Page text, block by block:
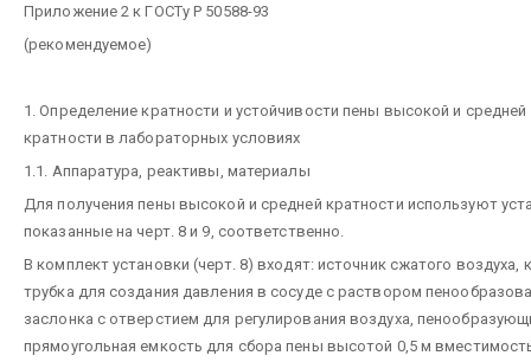
Приложение 2 к ГОСТу Р 50588-93
(рекомендуемое)
1. Определение кратности и устойчивости пены высокой и средней
кратности в лабораторных условиях
1.1. Аппаратура, реактивы, материалы
Для получения пены высокой и средней кратности используют
показанные на черт. 8 и 9, соответственно.
В комплект установки (черт. 8) входят: источник сжатого воздуха,
трубка для создания давления в сосуде с раствором
заслонка с отверстием для регулирования воздуха,
прямоугольная емкость для сбора пены высотой 0,5 м